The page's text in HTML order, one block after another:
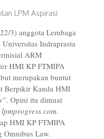
3) anggota Lembaga
Indraprasta
ARM
HMI KP FTMIPA
merupakan buntut
Berpikir Kanda HMI
Opini itu dimuat
lpmprogress.com.
HMI KP FTMIPA
Omnibus Law.